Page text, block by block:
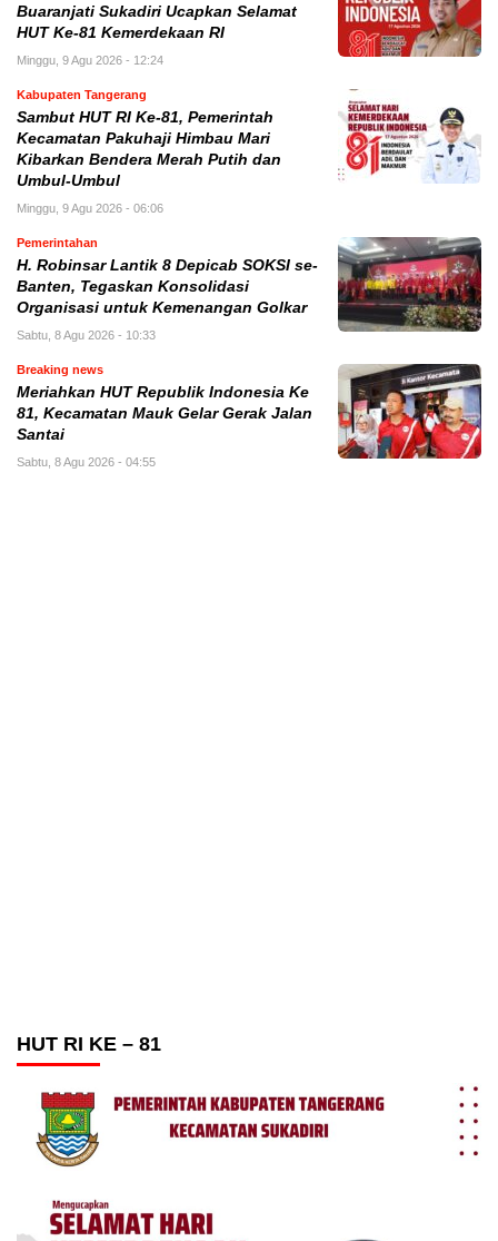
Buaranjati Sukadiri Ucapkan Selamat
HUT Ke-81 Kemerdekaan RI
Minggu, 9 Agu 2026 - 12:24
Kabupaten Tangerang
Sambut HUT RI Ke-81, Pemerintah
Kecamatan Pakuhaji Himbau Mari
Kibarkan Bendera Merah Putih dan
Umbul-Umbul
Minggu, 9 Agu 2026 - 06:06
Pemerintahan
H. Robinsar Lantik 8 Depicab SOKSI se-
Banten, Tegaskan Konsolidasi
Organisasi untuk Kemenangan Golkar
Sabtu, 8 Agu 2026 - 10:33
Breaking news
Meriahkan HUT Republik Indonesia Ke
81, Kecamatan Mauk Gelar Gerak Jalan
Santai
Sabtu, 8 Agu 2026 - 04:55
HUT RI KE – 81